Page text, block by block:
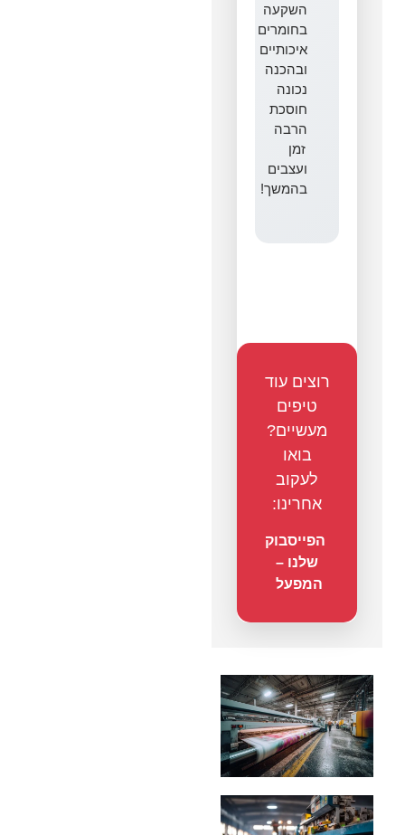
השקעה
בחומרים
איכותיים
ובהכנה
נכונה
חוסכת
הרבה
זמן
ועצבים
בהמשך!
רוצים עוד
טיפים
מעשיים?
בואו
לעקוב
אחרינו:
הפייסבוק
שלנו –
המפעל